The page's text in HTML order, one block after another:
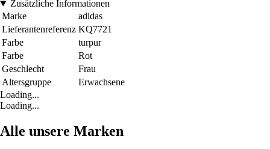
Zusätzliche Informationen
Marke
adidas
Lieferantenreferenz KQ7721
Farbe
turpur
Farbe
Rot
Geschlecht
Frau
Altersgruppe
Erwachsene
Loading...
Loading...
Alle unsere Marken